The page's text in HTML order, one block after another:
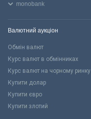
monobank
Валютний аукціон
Обмін валют
Курс валют в обмінниках
Курс валют на чорному ринку
Купити долар
Купити євро
Купити злотий